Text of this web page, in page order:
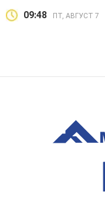
09:48 ПТ, АВГУСТ 7